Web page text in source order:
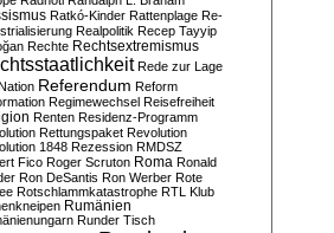
Ratkó-Kinder Rattenplage Re-
Realpolitik Recep Tayyip
Rechte Rechtsextremismus
Rede zur Lage
Referendum Reform
Regimewechsel Reisefreiheit
Renten Residenz-Programm
Rettungspaket Revolution
1848 Rezession RMDSZ
Fico Roger Scruton Roma Ronald
Ron DeSantis Ron Werber Rote
Rotschlammkatastrophe RTL Klub
Rumänien
Runder Tisch